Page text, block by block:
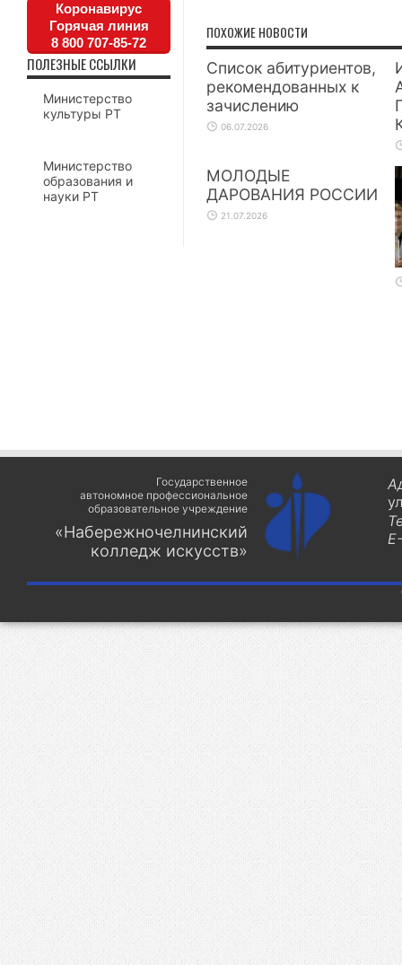
ПОХОЖИЕ НОВОСТИ
Список абитуриентов,
рекомендованных к
зачислению
06.07.2026
МОЛОДЫЕ
ДАРОВАНИЯ РОССИИ
21.07.2026
Коронавирус
Горячая линия
8 800 707-85-72
ПОЛЕЗНЫЕ ССЫЛКИ
Министерство
культуры РТ
Министерство
образования и
науки РТ
Государственное
автономное профессиональное
образовательное учреждение
«Набережночелнинский
колледж искусств»